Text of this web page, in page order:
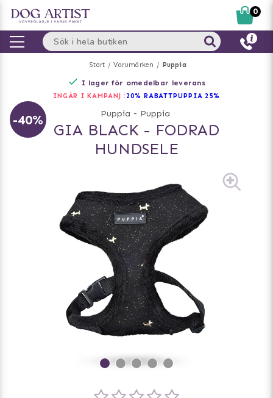
Start Varumärken Puppia
I lager för omedelbar leverans
INGÅR I KAMPANJ : 20% RABATTPUPPIA 25%
-40% Puppia - Puppia
GIA BLACK - FODRAD
HUNDSELE
0